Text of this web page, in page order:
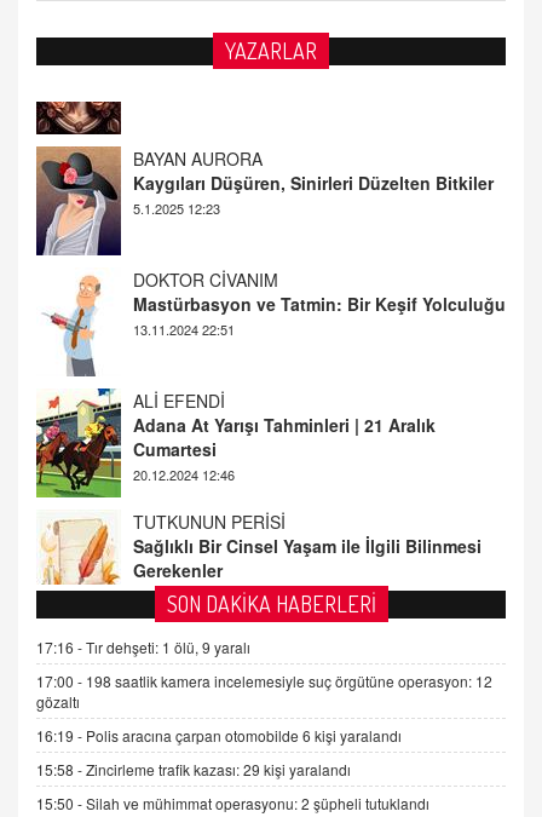
YAZARLAR
5.1.2025 12:23
13.11.2024 22:51
Cumartesi
20.12.2024 12:46
TUTKUNUN PERİSİ
Gerekenler
08.11.2024 13:16
FARUK ÖNALAN
Tezkere Onaylanmasaydı…
2 Kasım 2021 Salı 00:11
AV. DOĞAN CAN DOĞAN
Kişisel verilerin korunması ve dijital hukukun
gelişimi
15.09.2025 16:17
SON DAKİKA HABERLERİ
17:16 -Tır dehşeti: 1 ölü, 9 yaralı
17:00 - 198 saatlik kamera incelemesiyle suç örgütüne operasyon: 12
gözaltı
16:19 - Polis aracına çarpan otomobilde 6 kişi yaralandı
15:58 -Zincirleme trafik kazası: 29 kişi yaralandı
15:50 -Silah ve mühimmat operasyonu: 2 şüpheli tutuklandı